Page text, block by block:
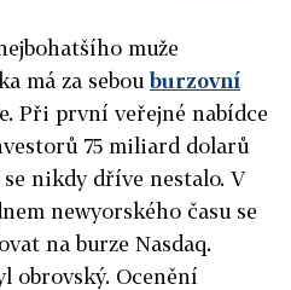
muže
má za sebou burzovní
Při první veřejné nabídce
75 miliard dolarů
nikdy dříve nestalo. V
newyorského času se
na burze Nasdaq.
obrovský. Ocenění